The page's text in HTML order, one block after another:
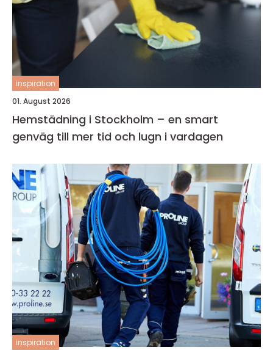
inspiration
01. August 2026
Hemstädning i Stockholm – en smart
genväg till mer tid och lugn i vardagen
inspiration